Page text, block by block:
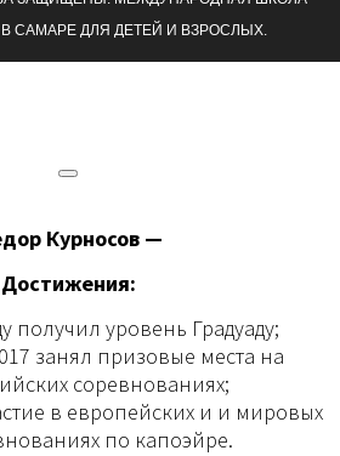
В САМАРЕ ДЛЯ ДЕТЕЙ И ВЗРОСЛЫХ.
Курносов —
Достижения:
получил уровень Градуаду;
занял призовые места на
соревнованиях;
в европейских и и мировых
по капоэйре.